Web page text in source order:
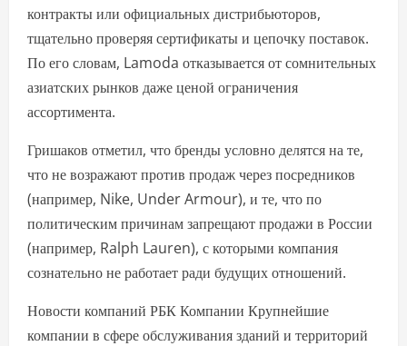
контракты или официальных дистрибьюторов,
тщательно проверяя сертификаты и цепочку поставок.
По его словам, Lamoda отказывается от сомнительных
азиатских рынков даже ценой ограничения
ассортимента.
Гришаков отметил, что бренды условно делятся на те,
что не возражают против продаж через посредников
(например, Nike, Under Armour), и те, что по
политическим причинам запрещают продажи в России
(например, Ralph Lauren), с которыми компания
сознательно не работает ради будущих отношений.
Новости компаний РБК Компании Крупнейшие
компании в сфере обслуживания зданий и территорий